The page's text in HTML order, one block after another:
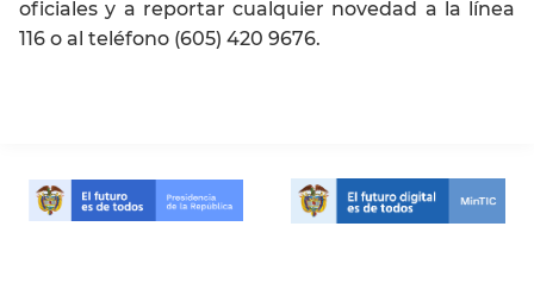
oficiales y a reportar cualquier novedad a la línea
116 o al teléfono (605) 420 9676.